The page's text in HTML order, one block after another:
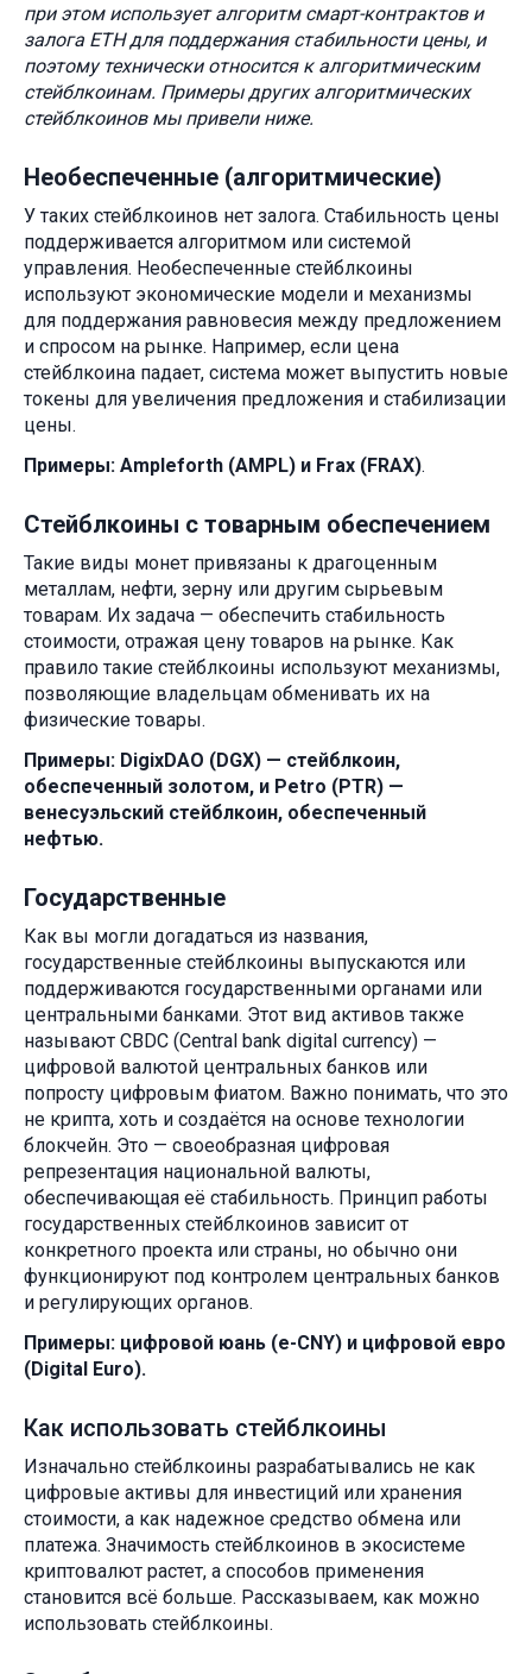
при этом использует алгоритм смарт-контрактов и
залога ETH для поддержания стабильности цены, и
поэтому технически относится к алгоритмическим
стейблкоинам. Примеры других алгоритмических
стейблкоинов мы привели ниже.
Необеспеченные (алгоритмические)
У таких стейблкоинов нет залога. Стабильность цены
поддерживается алгоритмом или системой
управления. Необеспеченные стейблкоины
используют экономические модели и механизмы
для поддержания равновесия между предложением
и спросом на рынке. Например, если цена
стейблкоина падает, система может выпустить новые
токены для увеличения предложения и стабилизации
цены.
Примеры: Ampleforth (AMPL) и Frax (FRAX).
Стейблкоины с товарным обеспечением
Такие виды монет привязаны к драгоценным
металлам, нефти, зерну или другим сырьевым
товарам. Их задача — обеспечить стабильность
стоимости, отражая цену товаров на рынке. Как
правило такие стейблкоины используют механизмы,
позволяющие владельцам обменивать их на
физические товары.
Примеры: DigixDAO (DGX) — стейблкоин,
обеспеченный золотом, и Petro (PTR) —
венесуэльский стейблкоин, обеспеченный
нефтью.
Государственные
Как вы могли догадаться из названия,
государственные стейблкоины выпускаются или
поддерживаются государственными органами или
центральными банками. Этот вид активов также
называют CBDC (Central bank digital currency) —
цифровой валютой центральных банков или
попросту цифровым фиатом. Важно понимать, что это
не крипта, хоть и создаётся на основе технологии
блокчейн. Это — своеобразная цифровая
репрезентация национальной валюты,
обеспечивающая её стабильность. Принцип работы
государственных стейблкоинов зависит от
конкретного проекта или страны, но обычно они
функционируют под контролем центральных банков
и регулирующих органов.
Примеры: цифровой юань (e-CNY) и цифровой евро
(Digital Euro).
Как использовать стейблкоины
Изначально стейблкоины разрабатывались не как
цифровые активы для инвестиций или хранения
стоимости, а как надежное средство обмена или
платежа. Значимость стейблкоинов в экосистеме
криптовалют растет, а способов применения
становится всё больше. Рассказываем, как можно
использовать стейблкоины.